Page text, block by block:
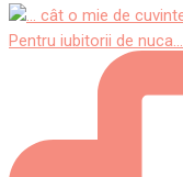
Pentru iubitorii de